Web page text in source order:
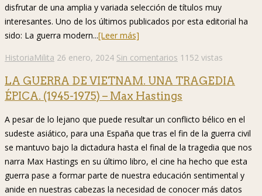
disfrutar de una amplia y variada selección de títulos muy
interesantes. Uno de los últimos publicados por esta editorial ha
sido: La guerra modern...[Leer más]
HistoriaMilita 26 enero, 2024 Sin comentarios 1152 vistas
LA GUERRA DE VIETNAM. UNA TRAGEDIA
ÉPICA. (1945-1975) – Max Hastings
A pesar de lo lejano que puede resultar un conflicto bélico en el
sudeste asiático, para una España que tras el fin de la guerra civil
se mantuvo bajo la dictadura hasta el final de la tragedia que nos
narra Max Hastings en su último libro, el cine ha hecho que esta
guerra pase a formar parte de nuestra educación sentimental y
anide en nuestras cabezas la necesidad de conocer más datos